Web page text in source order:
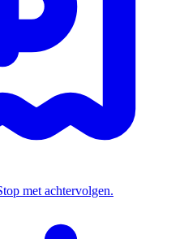
met achtervolgen.